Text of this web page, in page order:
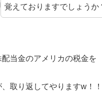
覚えておりますでしょうか
配当金のアメリカの税金を
取り返してやりますw！！